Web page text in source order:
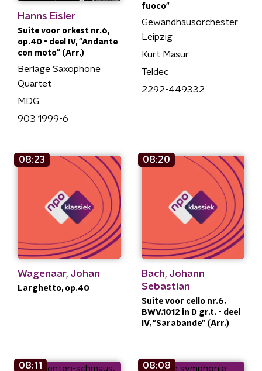
Hanns Eisler
Suite voor orkest nr.6,
op.40 - deel IV, "Andante
con moto" (Arr.)
Berlage Saxophone
Quartet
MDG
903 1999-6
fuoco"
Gewandhausorchester
Leipzig
Kurt Masur
Teldec
2292-449332
08:23
Wagenaar, Johan
Larghetto, op.40
08:20
Bach, Johann
Sebastian
Suite voor cello nr.6,
BWV.1012 in D gr.t. - deel
IV, "Sarabande" (Arr.)
08:11 08:08